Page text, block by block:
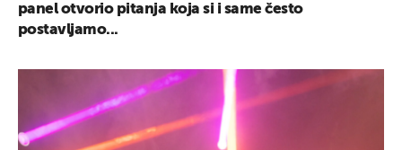
panel otvorio pitanja koja si i same često
postavljamo...